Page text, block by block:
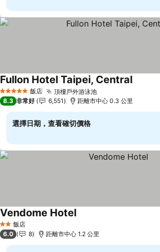
5 星級 飯店 頂樓戶外游泳池查看價格
Fullon Hotel Taipei, Central查看價格
8.3 非常好 6,551 距離市中心 0.3 公里
選擇日期，查看確切價格
2 星級飯店
Vendome Hotel查看價格
6.0 8 距離市中心 1.2 公里